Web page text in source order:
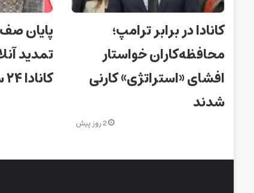
کانادا در برابر ترامپ؛
محافظه‌کاران خواستار
افشای «استراتژی» کارنی
شدند
2 روز پیش
پایان
تمدید
کانادا ۲۴ ساعته شد!